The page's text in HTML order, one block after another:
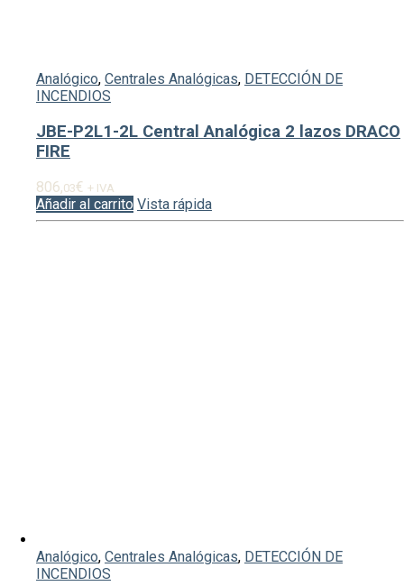
Analógico, Centrales Analógicas, DETECCIÓN DE
INCENDIOS
JBE-P2L1-2L Central Analógica 2 lazos DRACO
FIRE
806,03€ + IVA
Añadir al carrito Vista rápida
Analógico, Centrales Analógicas, DETECCIÓN DE
INCENDIOS